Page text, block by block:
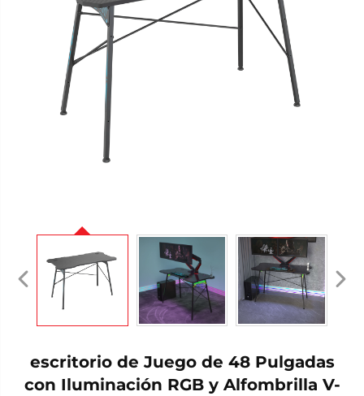
escritorio de Juego de 48 Pulgadas
con Iluminación RGB y Alfombrilla V-